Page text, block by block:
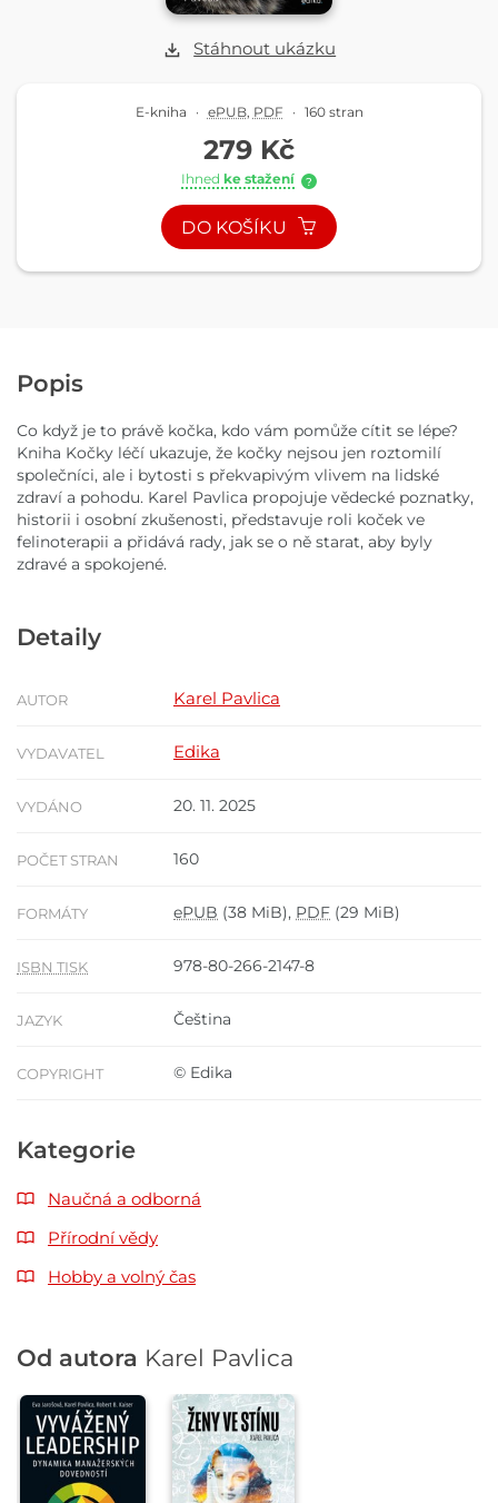
Stáhnout ukázku
E-kniha · ePUB, PDF · 160 stran
279 Kč
Ihned ke stažení ?
DO KOŠÍKU
Popis
Co když je to právě kočka, kdo vám pomůže cítit se lépe?
Kniha Kočky léčí ukazuje, že kočky nejsou jen roztomilí
společníci, ale i bytosti s překvapivým vlivem na lidské
zdraví a pohodu. Karel Pavlica propojuje vědecké poznatky,
historii i osobní zkušenosti, představuje roli koček ve
felinoterapii a přidává rady, jak se o ně starat, aby byly
zdravé a spokojené.
Detaily
AUTOR Karel Pavlica
VYDAVATEL Edika
VYDÁNO 20. 11. 2025
POČET STRAN 160
FORMÁTY ePUB (38 MiB), PDF (29 MiB)
ISBN TISK 978-80-266-2147-8
JAZYK Čeština
COPYRIGHT © Edika
Kategorie
Naučná a odborná
Přírodní vědy
Hobby a volný čas
Od autora Karel Pavlica